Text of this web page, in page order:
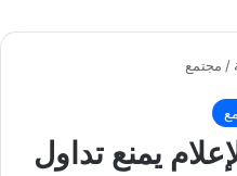
/ مجتمع
يمنع تداول